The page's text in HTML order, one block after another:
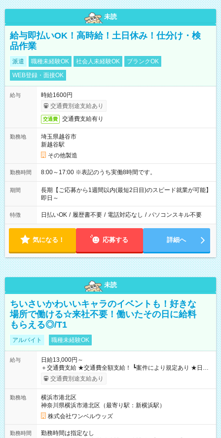
未読
給与即払いOK！高時給！土日休み！仕分け・検
品作業
派遣 職種未経験OK 社会人未経験OK
ブランクOK
WEB登録・面接OK
給与
時給1600円
交通費別途支給あり
交通費 交通費支給有り
勤務地
埼玉県越谷市
新越谷駅
その他製造
勤務時間 8:00～17:00 ※表記のうち実働8時間です。
期間
長期【ご応募から1週間以内(最短2日目)のスピード就業が可能】
即日～
特徴 日払いOK / 履歴書不要 / 電話対応なし / パソコンスキル不要
気になる！ 応募する 詳細へ
未読
ちいさいかわいいキャラのイベントも！好きな
場所で働ける☆来社不要！働いたその日に給料
もらえる◎/T1
アルバイト 職種未経験OK
給与
日給13,000円～
＋交通費支給 ★交通費全額支給！ ┗案件により規定あり ★日払
いOK！（規定あり） ┗働いたその日に現金GET♪ お仕事後はコ
ンビニATMから 日払い分を引き落とせます！ 【試用期間】試
交通費別途支給あり
勤務地
横浜市港北区
神奈川県横浜市港北区（最寄り駅：新横浜駅）
株式会社ワンベルウッズ
勤務時間
勤務時間は指定なし